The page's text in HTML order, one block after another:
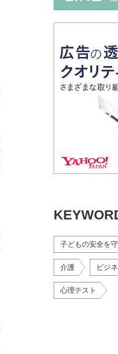
子どもの安全を
介護 ビジ
心理テスト